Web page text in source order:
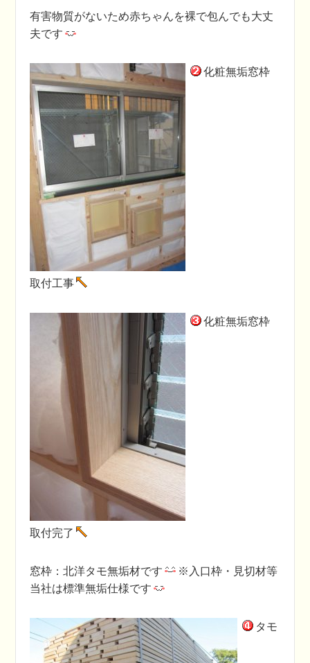
有害物質がないため赤ちゃんを裸で包んでも大丈
夫です
化粧無垢窓枠
取付工事
化粧無垢窓枠
取付完了
窓枠：北洋タモ無垢材です
※入口枠・見切材等
当社は標準無垢仕様です
タモ